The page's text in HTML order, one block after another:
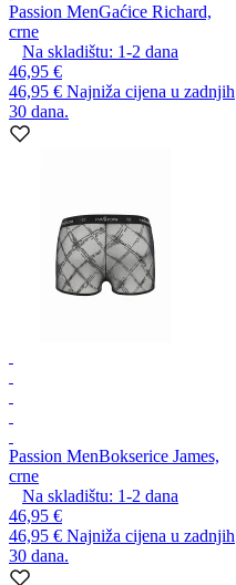
Passion MenGaćice Richard,
crne
Na skladištu: 1-2 dana
46,95 €
46,95 € Najniža cijena u zadnjih
30 dana.
Passion MenBokserice James,
crne
Na skladištu: 1-2 dana
46,95 €
46,95 € Najniža cijena u zadnjih
30 dana.